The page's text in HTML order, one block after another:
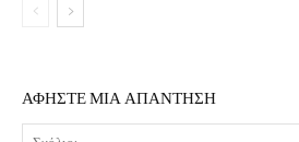
ΑΦΗΣΤΕ ΜΙΑ ΑΠΑΝΤΗΣΗ